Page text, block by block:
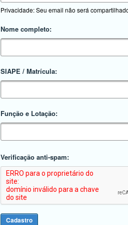
Privacidade: Seu email não será
Nome completo:
SIAPE / Matrícula:
Função e Lotação:
Verificação anti-spam: